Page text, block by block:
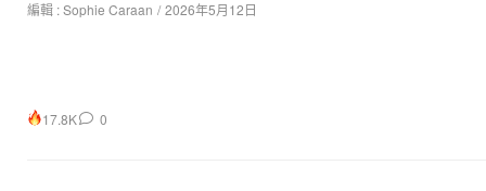
編輯 :Sophie Caraan / 2026年5月12日
17.8K 0